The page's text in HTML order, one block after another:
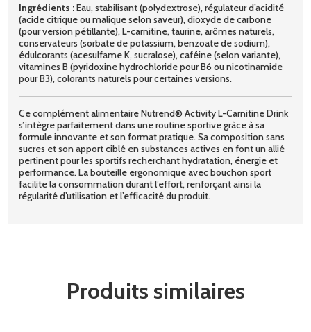
Ingrédients :Eau, stabilisant (polydextrose), régulateur d’acidité
(acide citrique ou malique selon saveur), dioxyde de carbone
(pour version pétillante), L-carnitine, taurine, arômes naturels,
conservateurs (sorbate de potassium, benzoate de sodium),
édulcorants (acesulfame K, sucralose), caféine (selon variante),
vitamines B (pyridoxine hydrochloride pour B6 ou nicotinamide
pour B3), colorants naturels pour certaines versions.
Ce complément alimentaire Nutrend® Activity L-Carnitine Drink
s’intègre parfaitement dans une routine sportive grâce à sa
formule innovante et son format pratique. Sa composition sans
sucres et son apport ciblé en substances actives en font un allié
pertinent pour les sportifs recherchant hydratation, énergie et
performance. La bouteille ergonomique avec bouchon sport
facilite la consommation durant l’effort, renforçant ainsi la
régularité d’utilisation et l’efficacité du produit.
Produits similaires